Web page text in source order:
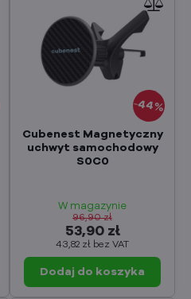
44%
Cubenest Magnetyczny
uchwyt samochodowy
S0C0
W magazynie
53,90 zł
43,82 zł bez VAT
96,90 zł
Dodaj do koszyka